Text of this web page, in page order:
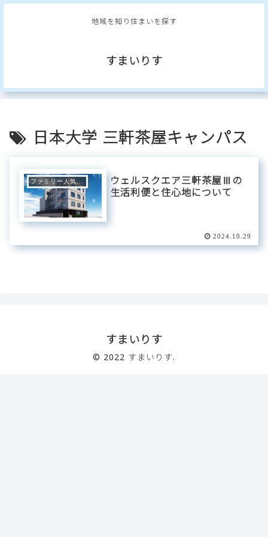
地域を知り住まいを探す
すまいりす
日本大学 三軒茶屋キャンパス
ファミリー人気エリア
ウェルスクエア三軒茶屋Ⅲの
生活利便と住心地について
2024.10.29
すまいりす
© 2022 すまいりす.